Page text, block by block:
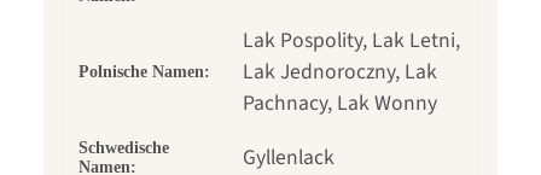
Polnische Namen:
Lak Pospolity, Lak Letni,
Lak Jednoroczny, Lak
Pachnacy, Lak Wonny
Schwedische
Namen:
Gyllenlack